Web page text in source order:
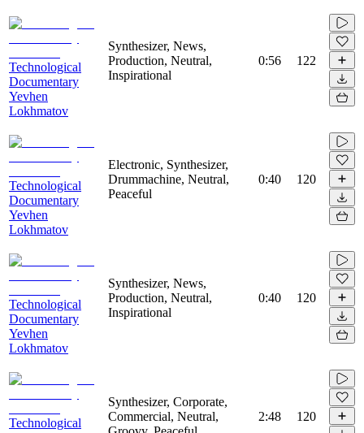
Technological
Documentary
Yevhen
Lokhmatov
Synthesizer, News,
Production, Neutral,
Inspirational
0:56 122
Technological
Documentary
Yevhen
Lokhmatov
Electronic, Synthesizer,
Drummachine, Neutral,
Peaceful
0:40 120
Technological
Documentary
Yevhen
Lokhmatov
Synthesizer, News,
Production, Neutral,
Inspirational
0:40 120
Technological
Synthesizer, Corporate,
Commercial, Neutral,
2:48 120